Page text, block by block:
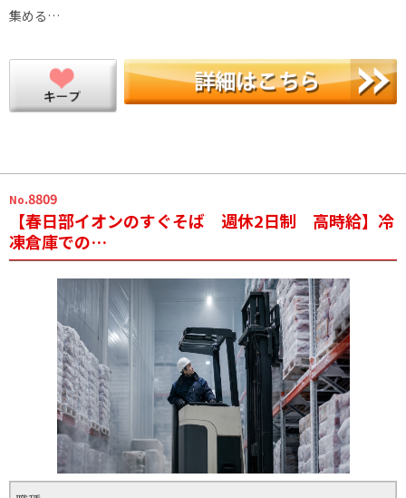
集める…
No.8809
【春日部イオンのすぐそば 週休2日制 高時給】冷
凍倉庫での…